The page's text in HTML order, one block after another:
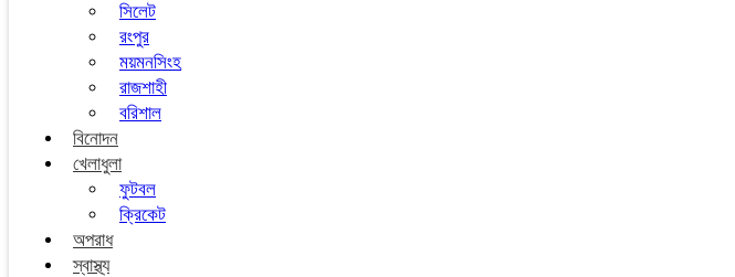
সিলেট
রংপুর
ময়মনসিংহ
রাজশাহী
বরিশাল
বিনোদন
খেলাধুলা
ফুটবল
ক্রিকেট
অপরাধ
স্বাস্থ্য